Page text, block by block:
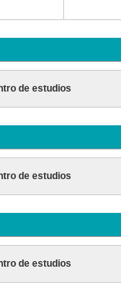
de estudios
de estudios
de estudios